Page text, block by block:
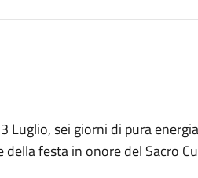
Luglio, sei giorni di pura
festa in onore del Sacro